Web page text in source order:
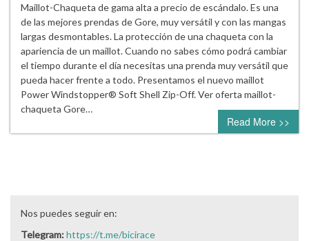
Maillot-Chaqueta de gama alta a precio de escándalo. Es una
de las mejores prendas de Gore, muy versátil y con las mangas
largas desmontables. La protección de una chaqueta con la
apariencia de un maillot. Cuando no sabes cómo podrá cambiar
el tiempo durante el día necesitas una prenda muy versátil que
pueda hacer frente a todo. Presentamos el nuevo maillot
Power Windstopper® Soft Shell Zip-Off. Ver oferta maillot-
chaqueta Gore…
Read More >>
Nos puedes seguir en:
Telegram:https://t.me/bicirace